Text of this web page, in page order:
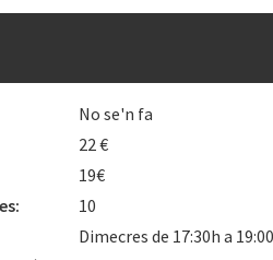
No se'n fa
22 €
19€
10
Dimecres de 17:30h a